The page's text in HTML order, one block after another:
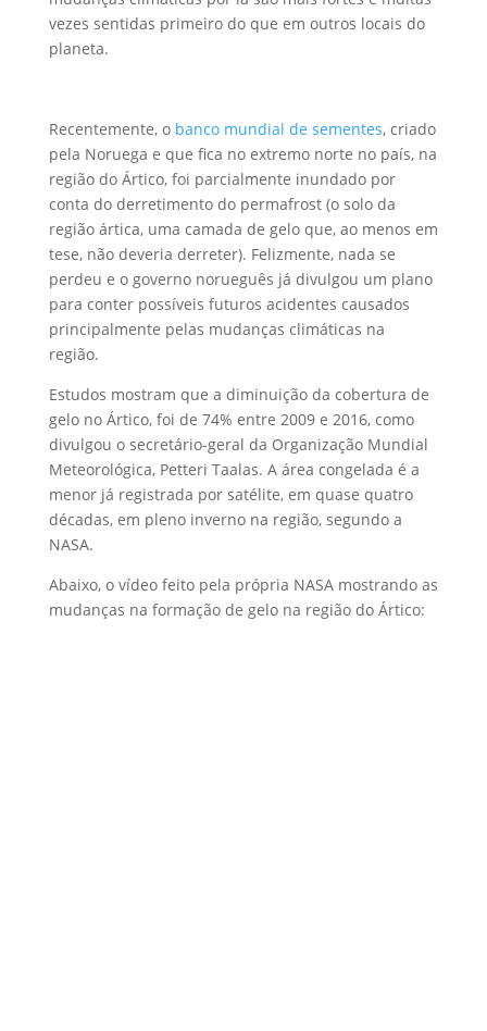
vezes sentidas primeiro do que em outros locais do
planeta.
Recentemente, o banco mundial de sementes, criado
pela Noruega e que fica no extremo norte no país, na
região do Ártico, foi parcialmente inundado por
conta do derretimento do permafrost (o solo da
região ártica, uma camada de gelo que, ao menos em
tese, não deveria derreter). Felizmente, nada se
perdeu e o governo norueguês já divulgou um plano
para conter possíveis futuros acidentes causados
principalmente pelas mudanças climáticas na
região.
Estudos mostram que a diminuição da cobertura de
gelo no Ártico, foi de 74% entre 2009 e 2016, como
divulgou o secretário-geral da Organização Mundial
Meteorológica, Petteri Taalas. A área congelada é a
menor já registrada por satélite, em quase quatro
décadas, em pleno inverno na região, segundo a
NASA.
Abaixo, o vídeo feito pela própria NASA mostrando as
mudanças na formação de gelo na região do Ártico: